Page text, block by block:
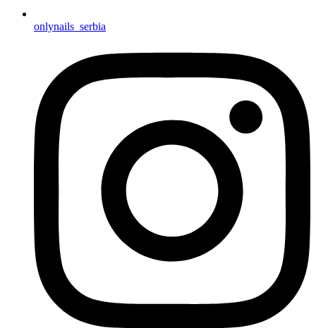
onlynails_serbia